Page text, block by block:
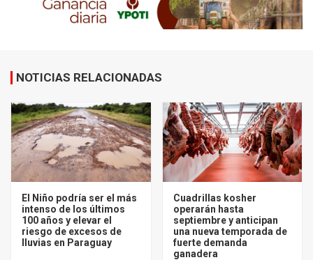
NOTICIAS RELACIONADAS
El Niño podría ser el más
intenso de los últimos
100 años y elevar el
riesgo de excesos de
lluvias en Paraguay
Cuadrillas kosher
operarán hasta
septiembre y anticipan
una nueva temporada de
fuerte demanda
ganadera